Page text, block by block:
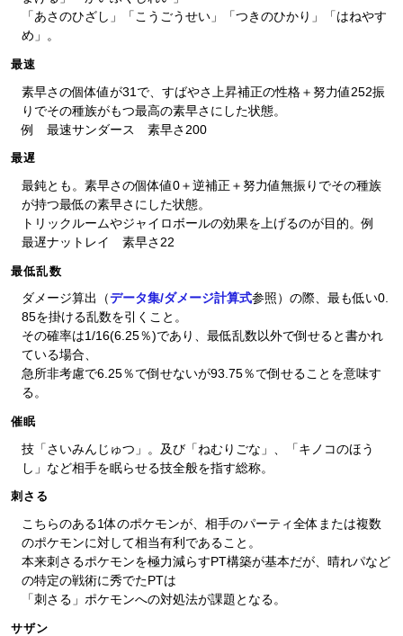
「あさのひざし」「こうごうせい」「つきのひかり」「はねやす
め」。
最速
素早さの個体値が31で、すばやさ上昇補正の性格＋努力値252振
りでその種族がもつ最高の素早さにした状態。
例 最速サンダース 素早さ200
最遅
最鈍とも。素早さの個体値0＋逆補正＋努力値無振りでその種族
が持つ最低の素早さにした状態。
トリックルームやジャイロボールの効果を上げるのが目的。例
最遅ナットレイ 素早さ22
最低乱数
ダメージ算出（データ集/ダメージ計算式参照）の際、最も低い0.
85を掛ける乱数を引くこと。
その確率は1/16(6.25％)であり、最低乱数以外で倒せると書かれ
ている場合、
急所非考慮で6.25％で倒せないが93.75％で倒せることを意味す
る。
催眠
技「さいみんじゅつ」。及び「ねむりごな」、「キノコのほう
し」など相手を眠らせる技全般を指す総称。
刺さる
こちらのある1体のポケモンが、相手のパーティ全体または複数
のポケモンに対して相当有利であること。
本来刺さるポケモンを極力減らすPT構築が基本だが、晴れパなど
の特定の戦術に秀でたPTは
「刺さる」ポケモンへの対処法が課題となる。
サザン